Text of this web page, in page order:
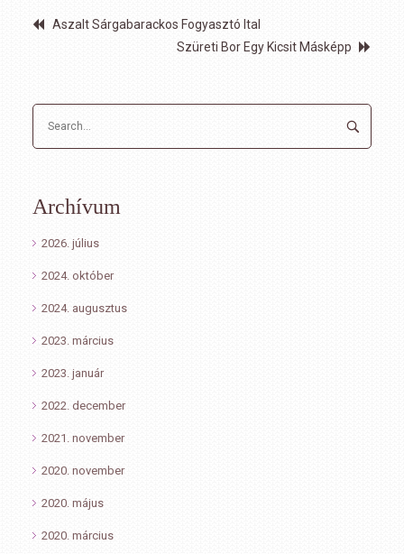
Aszalt Sárgabarackos Fogyasztó Ital
Szüreti Bor Egy Kicsit Másképp
Archívum
2026. július
2024. október
2024. augusztus
2023. március
2023. január
2022. december
2021. november
2020. november
2020. május
2020. március